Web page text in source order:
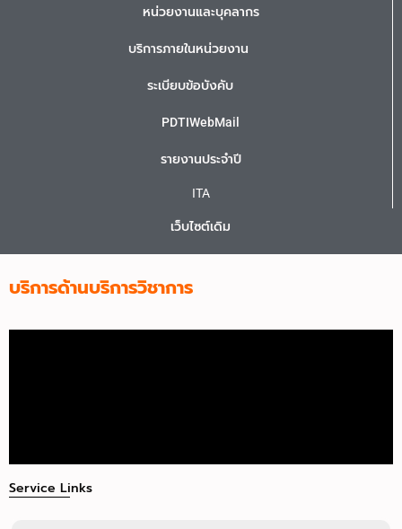
หน่วยงานและบุคลากร
บริการภายในหน่วยงาน
ระเบียบข้อบังคับ
PDTIWebMail
รายงานประจำปี
ITA
เว็บไซต์เดิม
บริการด้านบริการวิชาการ
Service Links